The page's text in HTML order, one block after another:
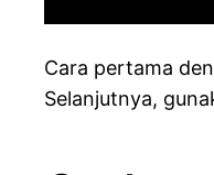
Cara pertama
Selanjutnya,